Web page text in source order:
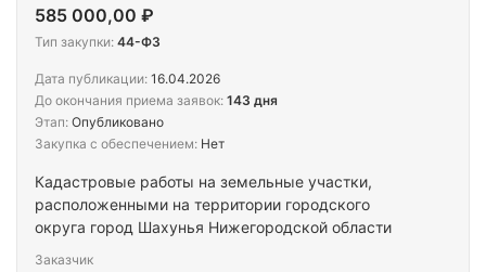
Кадастровые работы на земельные участки,
расположенными на территории городского
округа город Шахунья Нижегородской области
Заказчик
585 000,00 ₽
Тип закупки: 44-ФЗ
Дата публикации: 16.04.2026
До окончания приема заявок: 143 дня
Этап: Опубликовано
Закупка с обеспечением: Нет